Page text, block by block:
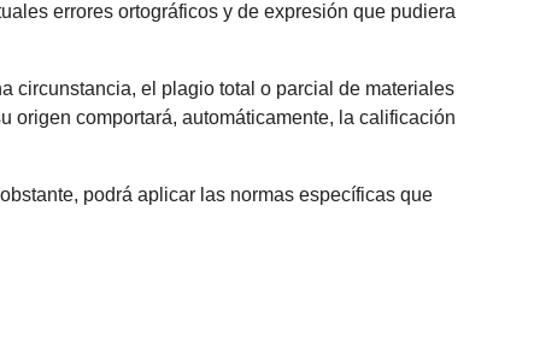
errores ortográficos y de expresión que pudiera
circunstancia, el plagio total o parcial de materiales
origen comportará, automáticamente, la calificación
podrá aplicar las normas específicas que